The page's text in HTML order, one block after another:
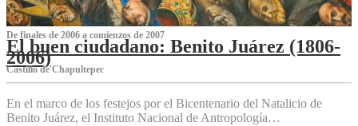
De finales de 2006 a comienzos de 2007
El buen ciudadano: Benito Juárez (1806-
2006)
Castillo de Chapultepec
En el marco de los festejos por el Bicentenario del Natalicio de
Benito Juárez, el Instituto Nacional de Antropología…